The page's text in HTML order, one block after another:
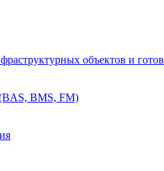
объектов и
BMS, FM)